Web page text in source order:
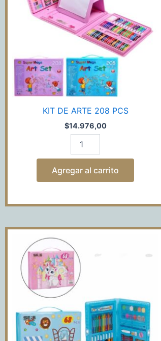
KIT DE ARTE 208 PCS
$14.976,00
Agregar al carrito
DE
ARTE
68PCS
AF24385
cantidad